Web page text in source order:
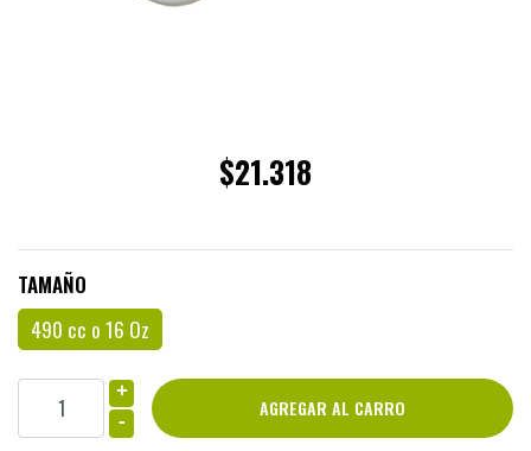
$21.318
TAMAÑO
490 cc o 16 Oz
+
-